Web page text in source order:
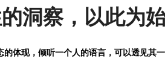
洞察，以此为
体现，倾听一个人的语言，可以透见其